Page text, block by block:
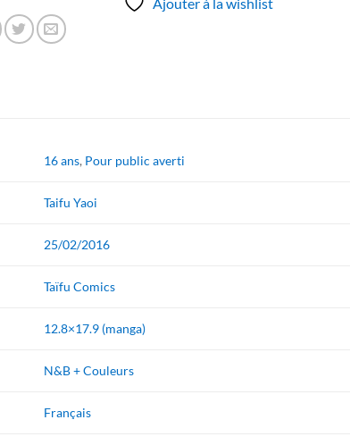
16 ans, Pour public averti
Taifu Yaoi
25/02/2016
Taïfu Comics
12.8×17.9 (manga)
N&B + Couleurs
Français